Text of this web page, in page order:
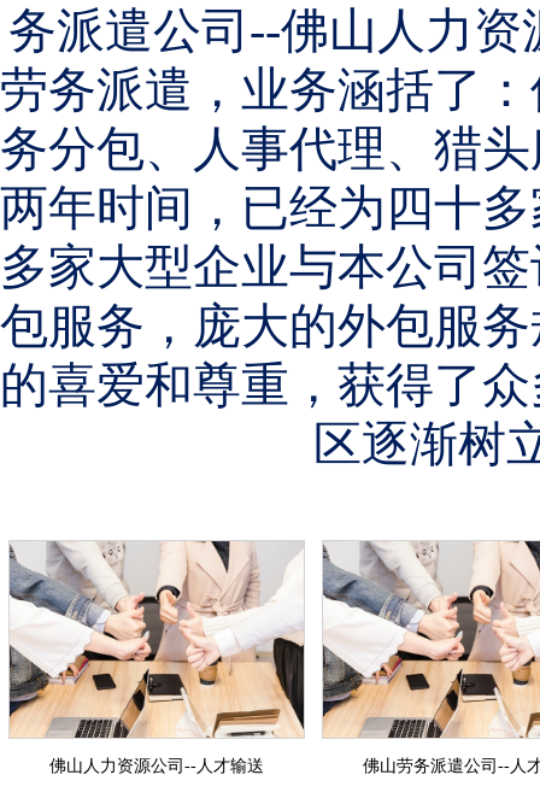
务派遣公司--佛山人力
劳务派遣，业务涵括了
务分包、人事代理、猎
两年时间，已经为四十
多家大型企业与本公司
包服务，庞大的外包服
的喜爱和尊重，获得了
区逐渐树
佛山人力资源公司--人才输送 佛山劳务派遣公司--人